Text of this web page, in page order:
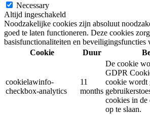
Necessary
Altijd ingeschakeld
Noodzakelijke cookies zijn absoluut
goed te laten functioneren. Deze cookies
basisfunctionaliteiten en beveiligingsfuncties
Cookie
Duur
cookielawinfo-
checkbox-analytics
11
months
De cookie
GDPR
cookie wordt
cookies in
op te slaan.